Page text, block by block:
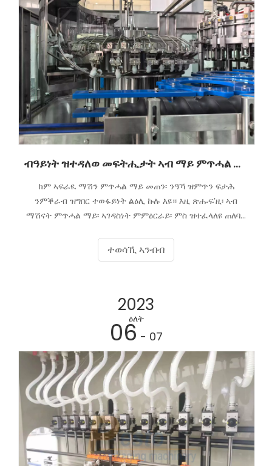
ብዓይነት ዝተዳለወ መፍትሒታት ኣብ ማይ ምጥሓል ማሽናት
ከም ኣፍራዪ ማሽን ምጥሓል ማይ መጠን፡ ንዓኻ ዝምጥን ፍታሕ
ንምቕራብ ዝግበር ተወፋይነት ልዕሊ ኩሉ እዩ። እዚ ጽሑፍ’ዚ፡ ኣብ
ማሽናት ምጥሓል ማይ፡ ኣገዳስነት ምምዕርራይ፡ ምስ ዝተፈላለዩ ጠለባት
ምፍራይ ዘለዎ ቀንዲ ተራ ዝድህስስ እዩ።
ተወሳኺ ኣንብብ
2023
ዕለት
06 - 07